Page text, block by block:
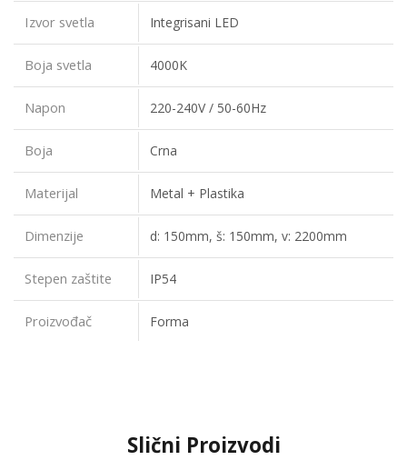
Izvor svetla Integrisani LED
Boja svetla 4000K
Napon 220-240V / 50-60Hz
Boja Crna
Materijal Metal + Plastika
Dimenzije d: 150mm, š: 150mm, v: 2200mm
Stepen zaštite IP54
Proizvođač Forma
Slični Proizvodi